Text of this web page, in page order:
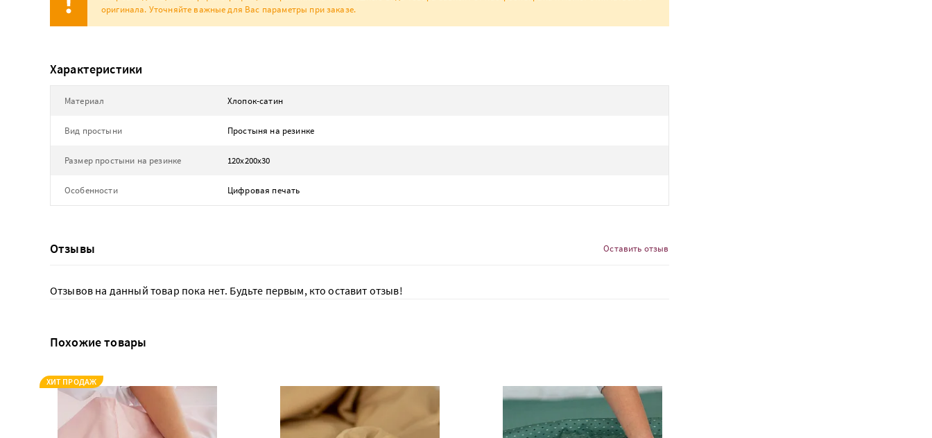
оригинала. Уточняйте важные для Вас параметры при заказе.
Характеристики
Материал Хлопок-сатин
Вид простыни Простыня на резинке
Размер простыни на резинке 120х200х30
Особенности Цифровая печать
Отзывы Оставить отзыв
Отзывов на данный товар пока нет. Будьте первым, кто оставит отзыв!
Похожие товары
ХИТ ПРОДАЖ